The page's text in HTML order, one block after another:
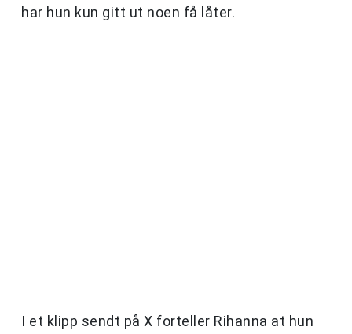
har hun kun gitt ut noen få låter.
I et klipp sendt på X forteller Rihanna at hun